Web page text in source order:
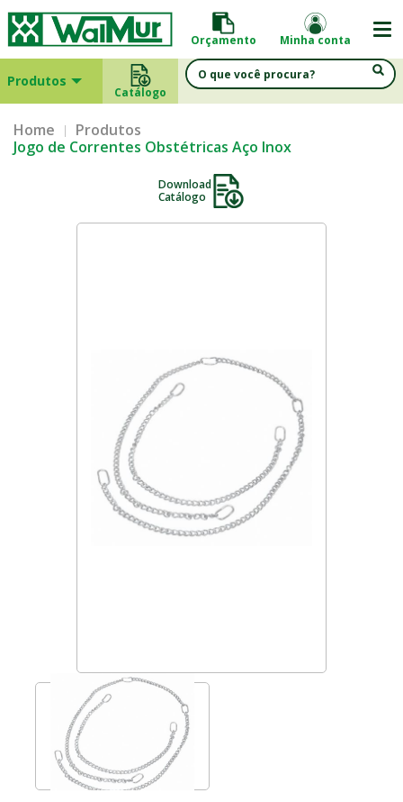
Orçamento Minha conta
Produtos
Catálogo
Home
Produtos
Jogo de Correntes Obstétricas Aço Inox
Download
Catálogo